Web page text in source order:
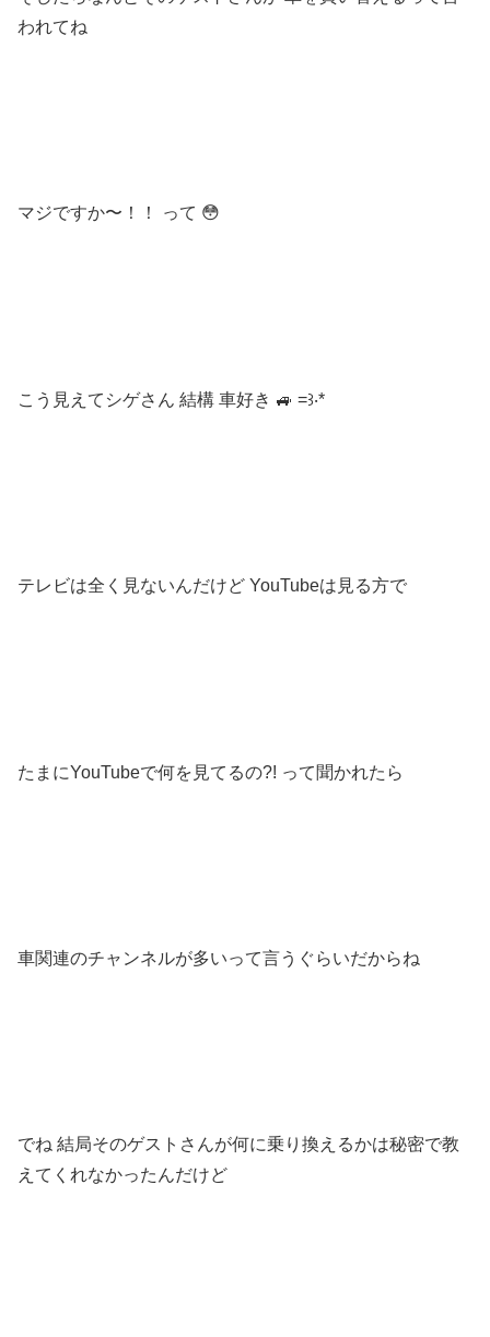
われてね
マジですか〜！！ って 😳
こう見えてシゲさん 結構 車好き 🚙 =꒱‧*
テレビは全く見ないんだけど YouTubeは見る方で
たまにYouTubeで何を見てるの?! って聞かれたら
車関連のチャンネルが多いって言うぐらいだからね
でね 結局そのゲストさんが何に乗り換えるかは秘密で教
えてくれなかったんだけど